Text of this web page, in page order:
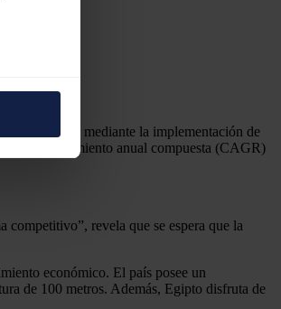
o
capacidad mediante la implementación de
de crecimiento anual compuesta (CAGR)
revela que se espera que la
económico. El país posee un
de 100 metros. Además, Egipto disfruta de